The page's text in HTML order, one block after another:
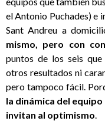
el Antonio Puchades) e
Sant Andreu a
mismo, pero con
puntos de los seis
otros resultados ni
pero tampoco fácil.
la dinámica del
invitan al optimismo